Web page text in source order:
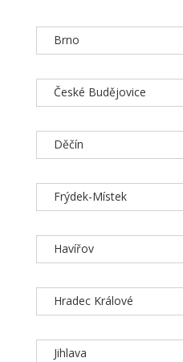
Brno
České Budějovice
Děčín
Frýdek-Místek
Havířov
Hradec Králové
Jihlava